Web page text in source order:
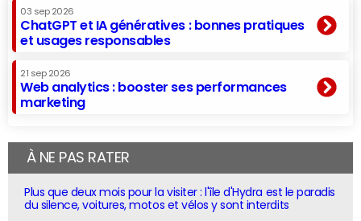
03 sep 2026
ChatGPT et IA génératives : bonnes pratiques
et usages responsables
21 sep 2026
Web analytics : booster ses performances
marketing
À NE PAS RATER
Plus que deux mois pour la visiter : l'île d'Hydra est le paradis
du silence, voitures, motos et vélos y sont interdits